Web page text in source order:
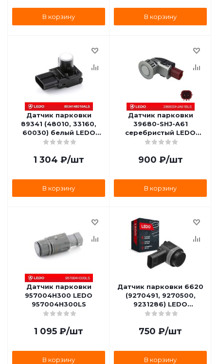
В корзину В корзину
Датчик парковки
89341 (48010, 33160,
60030) белый LEDO
8934148010ALS
1 304 ₽/шт
В корзину
Датчик парковки
39680-SHJ-A61
серебристый LEDO
39680SHJA61BLS
900 ₽/шт
В корзину
Датчик парковки
957004H300 LEDO
957004H300LS
1 095 ₽/шт
В корзину
Датчик парковки 6620
(9270491, 9270500,
9231286) LEDO
66209270491LS
750 ₽/шт
В корзину